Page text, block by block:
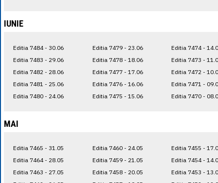
IUNIE
Editia 7484 - 30.06
Editia 7483 - 29.06
Editia 7482 - 28.06
Editia 7481 - 25.06
Editia 7480 - 24.06
Editia 7479 - 23.06
Editia 7478 - 18.06
Editia 7477 - 17.06
Editia 7476 - 16.06
Editia 7475 - 15.06
Editia 7474 -
Editia 7473 -
Editia 7472 -
Editia 7471 -
Editia 7470 -
MAI
Editia 7465 - 31.05
Editia 7464 - 28.05
Editia 7463 - 27.05
Editia 7460 - 24.05
Editia 7459 - 21.05
Editia 7458 - 20.05
Editia 7455 -
Editia 7454 -
Editia 7453 -